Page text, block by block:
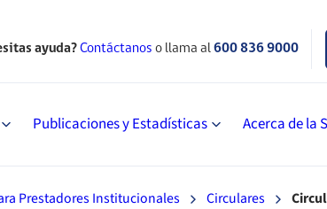
Publicaciones y Estadísticas Acerca de la
ayuda?Contáctanos o llama al600 836 9000
Prestadores Institucionales Circulares